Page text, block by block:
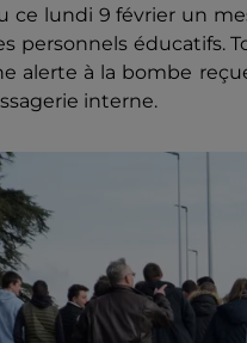
ce lundi 9 février un
personnels éducatifs.
alerte à la bombe
interne.